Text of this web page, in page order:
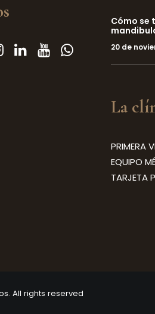
Cómo se
20 de
La
PRIMERA
EQUIPO
TARJETA
All rights reserved